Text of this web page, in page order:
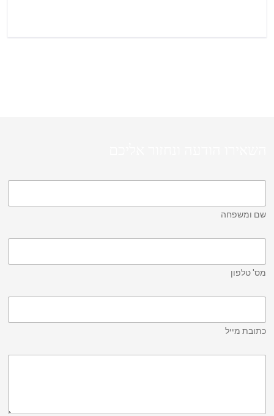
שם ומשפחה
מס' טלפון
כתובת מייל